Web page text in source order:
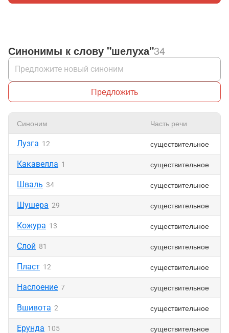
Синонимы к слову "шелуха"34
Предложить
Синоним Часть речи
Лузга 12 существительное
Какавелла 1 существительное
Шваль 34 существительное
Шушера 29 существительное
Кожура 13 существительное
Слой 81 существительное
Пласт 12 существительное
Наслоение 7 существительное
Вшивота 2 существительное
Ерунда 105 существительное